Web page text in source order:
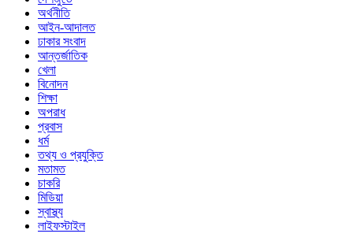
অর্থনীতি
আইন-আদালত
ঢাকার সংবাদ
আন্তর্জাতিক
খেলা
বিনোদন
শিক্ষা
অপরাধ
প্রবাস
ধর্ম
তথ্য ও প্রযুক্তি
মতামত
চাকরি
মিডিয়া
স্বাস্থ্য
লাইফস্টাইল